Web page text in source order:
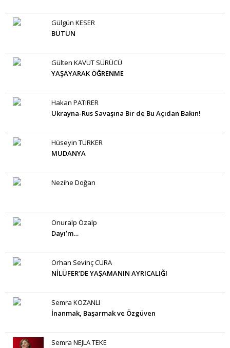
Gülgün KESER
BÜTÜN
Gülten KAVUT SÜRÜCÜ
YAŞAYARAK ÖĞRENME
Hakan PATIRER
Ukrayna-Rus Savaşına Bir de Bu Açıdan Bakın!
Hüseyin TÜRKER
MUDANYA
Nezihe Doğan
Onuralp Özalp
Dayı’m…
Orhan Sevinç CURA
NİLÜFER’DE YAŞAMANIN AYRICALIĞI
Semra KOZANLI
İnanmak, Başarmak ve Özgüven
Semra NEJLA TEKE